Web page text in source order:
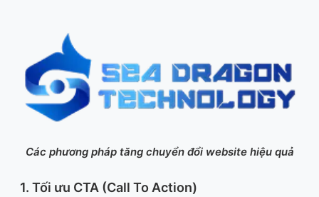
Các phương pháp tăng chuyển đổi website hiệu quả
1. Tối ưu CTA (Call To Action)